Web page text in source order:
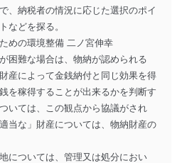
、納税者の情況に応じた選択のポイ
などを探る。
めの環境整備 二ノ宮伸幸
困難な場合は、物納が認められる
産によって金銭納付と同じ効果を得
を稼得することが出来るかを判断す
いては、この観点から協議がされ
当な」財産については、物納財産の
については、管理又は処分におい